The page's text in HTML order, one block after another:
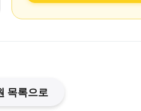
목록으로